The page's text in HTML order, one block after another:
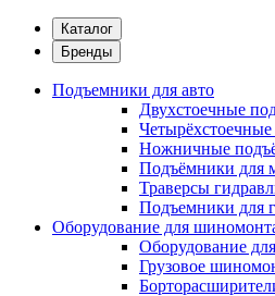
Каталог
Бренды
Подъемники для авто
Двухстоечные
Ножничные
Подъёмники для
Траверсы
Подъемники для
Оборудование для
Оборудование
Грузовое